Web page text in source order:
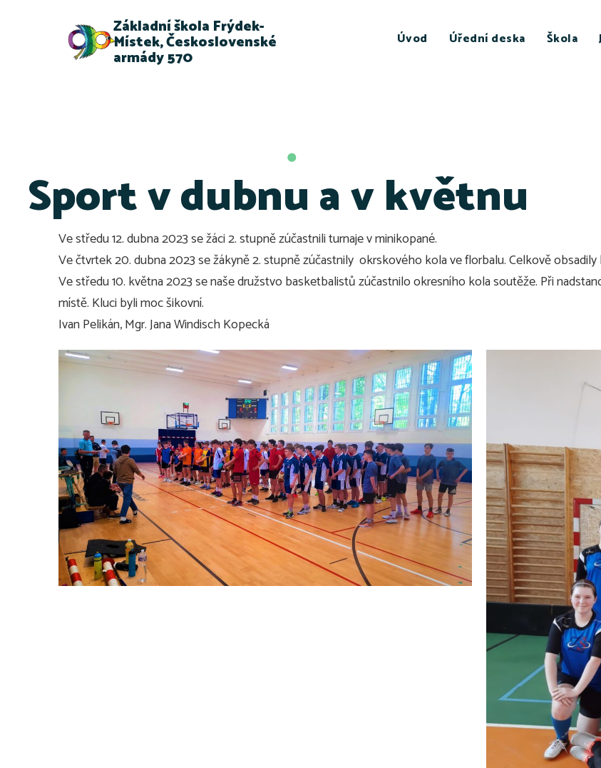
Základní škola Frýdek-
Místek, Československé
armády 570
Úvod Úřední deska Škola
Sport v dubnu a v květnu
Ve středu 12. dubna 2023 se žáci 2. stupně zúčastnili turnaje v minikopané.
Ve čtvrtek 20. dubna 2023 se žákyně 2. stupně zúčastnily okrskového kola ve florbalu. Celkově obsadily
Ve středu 10. května 2023 se naše družstvo basketbalistů zúčastnilo okresního kola soutěže. Při
místě. Kluci byli moc šikovní.
Ivan Pelikán, Mgr. Jana Windisch Kopecká